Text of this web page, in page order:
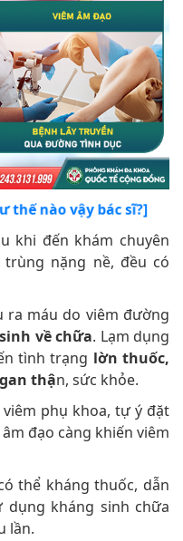
thế nào vậy bác sĩ?]
khi đến khám chuyên
nặng nề, đều có
ra máu do viêm đường
về chữa. Lạm dụng
tình trạng lờn thuốc,
thận, sức khỏe.
phụ khoa, tự ý đặt
đạo càng khiến viêm
thể kháng thuốc, dẫn
dụng kháng sinh chữa
lần.